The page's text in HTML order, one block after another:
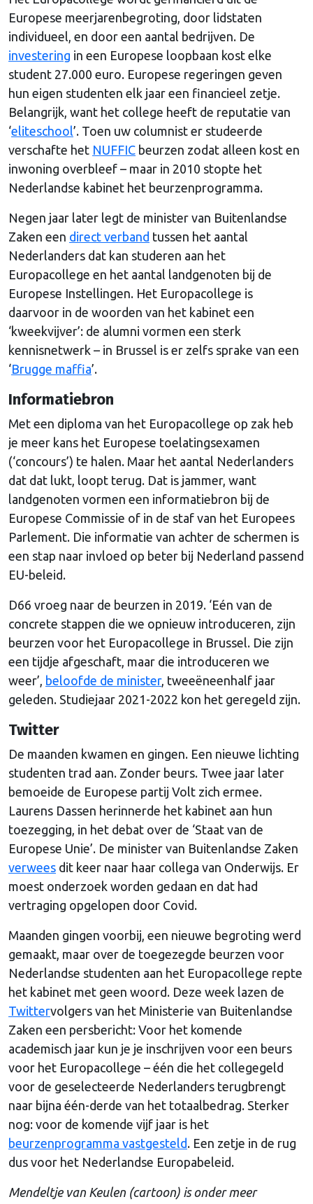
Europese meerjarenbegroting, door lidstaten
individueel, en door een aantal bedrijven. De
investering in een Europese loopbaan kost elke
student 27.000 euro. Europese regeringen geven
hun eigen studenten elk jaar een financieel zetje.
Belangrijk, want het college heeft de reputatie van
‘eliteschool’. Toen uw columnist er studeerde
verschafte het NUFFIC beurzen zodat alleen kost en
inwoning overbleef – maar in 2010 stopte het
Nederlandse kabinet het beurzenprogramma.
Negen jaar later legt de minister van Buitenlandse
Zaken een direct verband tussen het aantal
Nederlanders dat kan studeren aan het
Europacollege en het aantal landgenoten bij de
Europese Instellingen. Het Europacollege is
daarvoor in de woorden van het kabinet een
‘kweekvijver’: de alumni vormen een sterk
kennisnetwerk – in Brussel is er zelfs sprake van een
‘Brugge maffia’.
Informatiebron
Met een diploma van het Europacollege op zak heb
je meer kans het Europese toelatingsexamen
(‘concours’) te halen. Maar het aantal Nederlanders
dat dat lukt, loopt terug. Dat is jammer, want
landgenoten vormen een informatiebron bij de
Europese Commissie of in de staf van het Europees
Parlement. Die informatie van achter de schermen is
een stap naar invloed op beter bij Nederland passend
EU-beleid.
D66 vroeg naar de beurzen in 2019. ‘Eén van de
concrete stappen die we opnieuw introduceren, zijn
beurzen voor het Europacollege in Brussel. Die zijn
een tijdje afgeschaft, maar die introduceren we
weer’, beloofde de minister, tweeëneenhalf jaar
geleden. Studiejaar 2021-2022 kon het geregeld zijn.
Twitter
De maanden kwamen en gingen. Een nieuwe lichting
studenten trad aan. Zonder beurs. Twee jaar later
bemoeide de Europese partij Volt zich ermee.
Laurens Dassen herinnerde het kabinet aan hun
toezegging, in het debat over de ‘Staat van de
Europese Unie’. De minister van Buitenlandse Zaken
verwees dit keer naar haar collega van Onderwijs. Er
moest onderzoek worden gedaan en dat had
vertraging opgelopen door Covid.
Maanden gingen voorbij, een nieuwe begroting werd
gemaakt, maar over de toegezegde beurzen voor
Nederlandse studenten aan het Europacollege repte
het kabinet met geen woord. Deze week lazen de
Twittervolgers van het Ministerie van Buitenlandse
Zaken een persbericht: Voor het komende
academisch jaar kun je je inschrijven voor een beurs
voor het Europacollege – één die het collegegeld
voor de geselecteerde Nederlanders terugbrengt
naar bijna één-derde van het totaalbedrag. Sterker
nog: voor de komende vijf jaar is het
beurzenprogramma vastgesteld. Een zetje in de rug
dus voor het Nederlandse Europabeleid.
Mendeltje van Keulen (cartoon) is onder meer